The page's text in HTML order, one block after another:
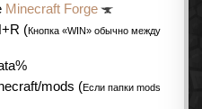
Minecraft Forge
(Кнопка «WIN» обычно между
mods (Если папки mods